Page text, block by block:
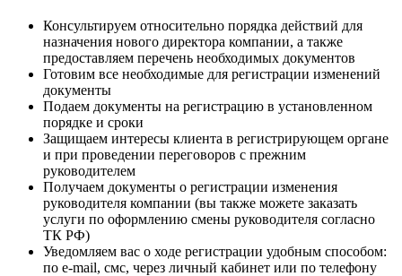
Консультируем относительно порядка действий для
назначения нового директора компании, а также
предоставляем перечень необходимых документов
Готовим все необходимые для регистрации изменений
документы
Подаем документы на регистрацию в установленном
порядке и сроки
Защищаем интересы клиента в регистрирующем органе
и при проведении переговоров с прежним
руководителем
Получаем документы о регистрации изменения
руководителя компании (вы также можете заказать
услуги по оформлению смены руководителя согласно
ТК РФ)
Уведомляем вас о ходе регистрации удобным способом:
по e-mail, смс, через личный кабинет или по телефону